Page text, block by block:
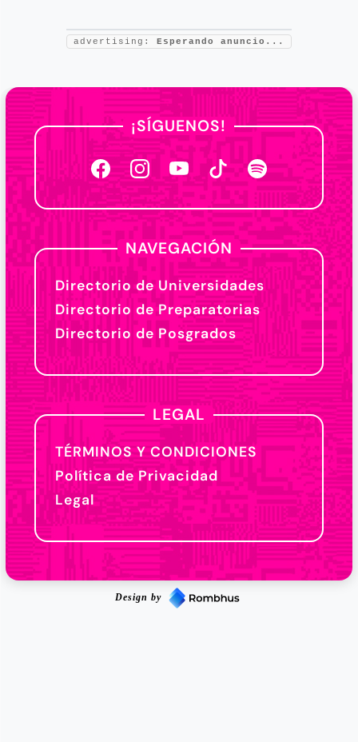
advertising: Esperando anuncio...
¡SÍGUENOS!
NAVEGACIÓN
Directorio de Universidades
Directorio de Preparatorias
Directorio de Posgrados
LEGAL
TÉRMINOS Y CONDICIONES
Política de Privacidad
Legal
Design by